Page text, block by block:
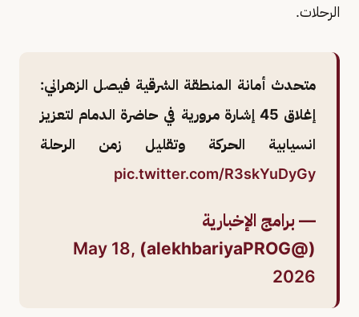
الرحلات.
متحدث أمانة المنطقة الشرقية فيصل الزهراني:
إغلاق 45 إشارة مرورية في حاضرة الدمام لتعزيز
انسيابية الحركة وتقليل زمن الرحلة
pic.twitter.com/R3skYuDyGy
— برامج الإخبارية
(@alekhbariyaPROG)
May 18,
2026